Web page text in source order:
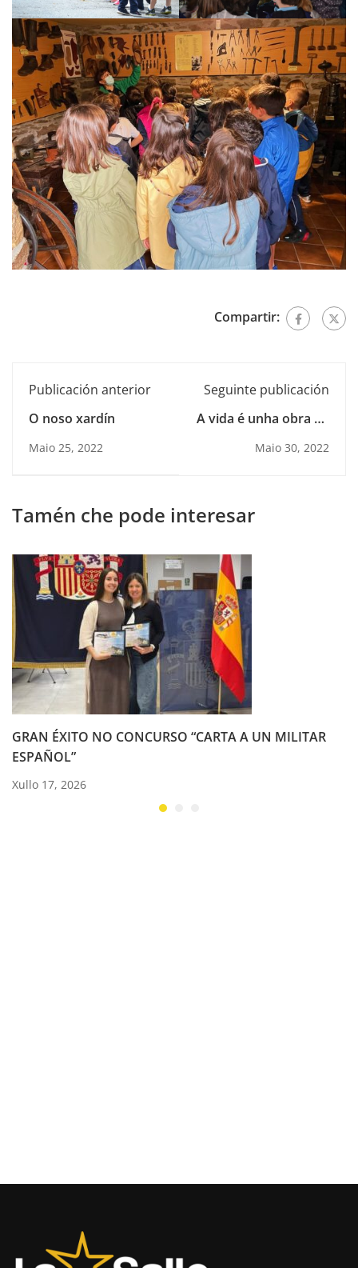
Compartir:
Publicación anterior
O noso xardín
Maio 25, 2022
Seguinte publicación
A vida é unha obra de
Maio 30, 2022
Tamén che pode interesar
GRAN ÉXITO NO CONCURSO “CARTA A UN MILITAR
ESPAÑOL”
Xullo 17, 2026